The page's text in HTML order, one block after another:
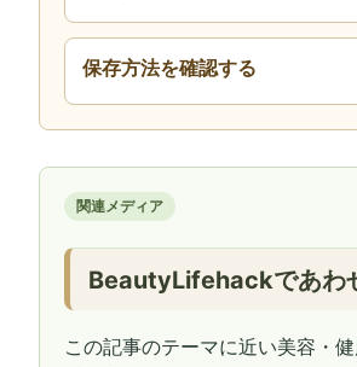
保存方法を確認する
関連メディア
BeautyLifehackであわ
この記事のテーマに近い美容・